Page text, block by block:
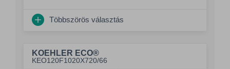
Többszörös választás
KOEHLER ECO®
KEO120F1020X720/66